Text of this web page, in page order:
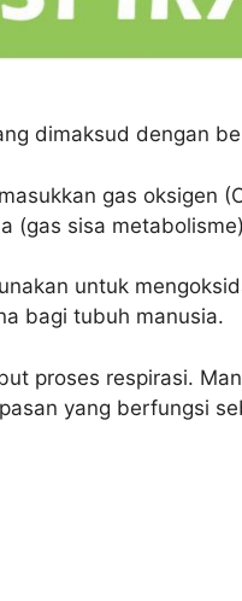
dimaksud dengan
gas oksigen
(gas sisa
untuk
bagi tubuh manusia.
proses respirasi.
yang berfungsi